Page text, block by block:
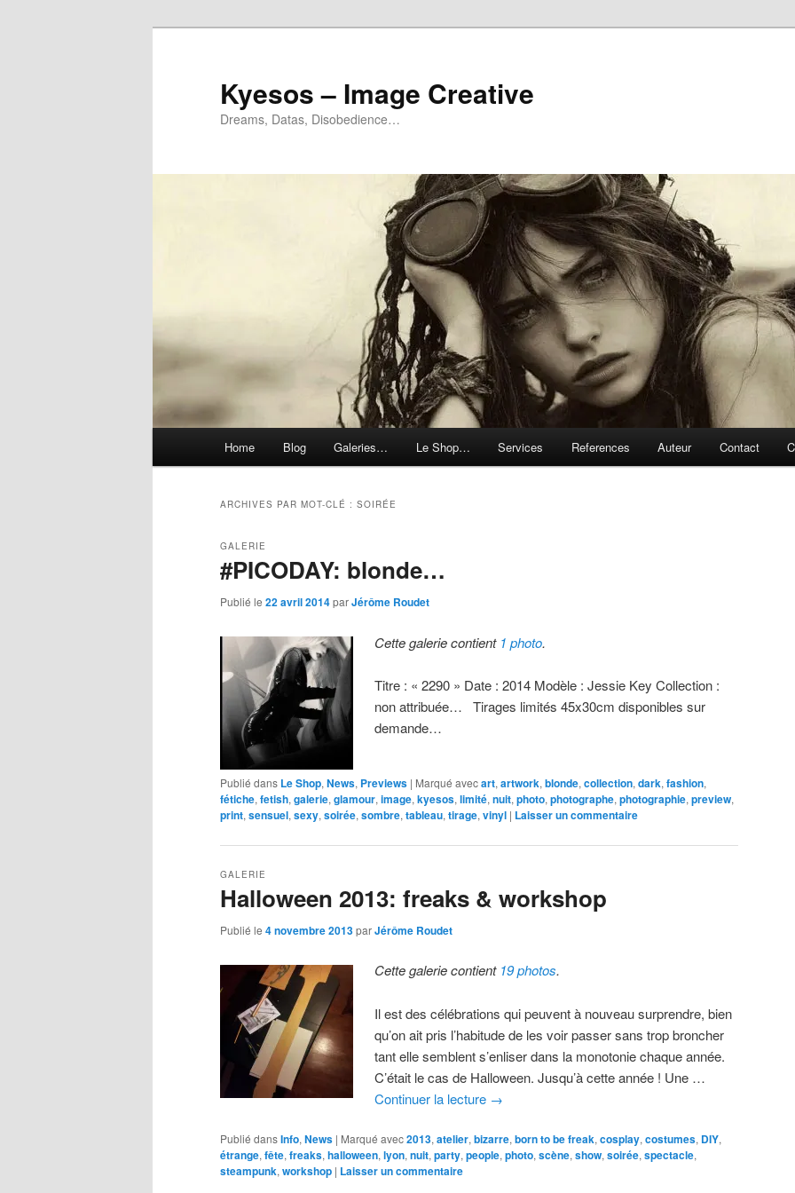
Kyesos – Image Creative
Dreams, Datas, Disobedience…
Home Blog Galeries… Le Shop… Services References Auteur Contact
ARCHIVES PAR MOT-CLÉ : SOIRÉE
#PICODAY: blonde…
GALERIE
Publié le 22 avril 2014parJérôme Roudet
Cette galerie contient 1 photo.
Titre : « 2290 » Date : 2014 Modèle : Jessie Key Collection :
non attribuée… Tirages limités 45x30cm disponibles sur
demande…
Publié dans Le Shop, News, Previews | Marqué avecart, artwork, blonde, collection, dark, fashion,
fétiche, fetish, galerie, glamour, image, kyesos, limité, nuit, photo, photographe, photographie, preview,
print, sensuel, sexy, soirée, sombre, tableau, tirage, vinyl | Laisser un commentaire
Halloween 2013: freaks & workshop
GALERIE
Publié le 4 novembre 2013parJérôme Roudet
Cette galerie contient 19 photos.
Il est des célébrations qui peuvent à nouveau surprendre, bien
qu’on ait pris l’habitude de les voir passer sans trop broncher
tant elle semblent s’enliser dans la monotonie chaque année.
C’était le cas de Halloween. Jusqu’à cette année ! Une …
Continuer la lecture →
Publié dansInfo, News | Marqué avec2013, atelier, bizarre, born to be freak, cosplay, costumes, DIY,
étrange, fête, freaks, halloween, lyon, nuit, party, people, photo, scène, show, soirée, spectacle,
steampunk, workshop | Laisser un commentaire